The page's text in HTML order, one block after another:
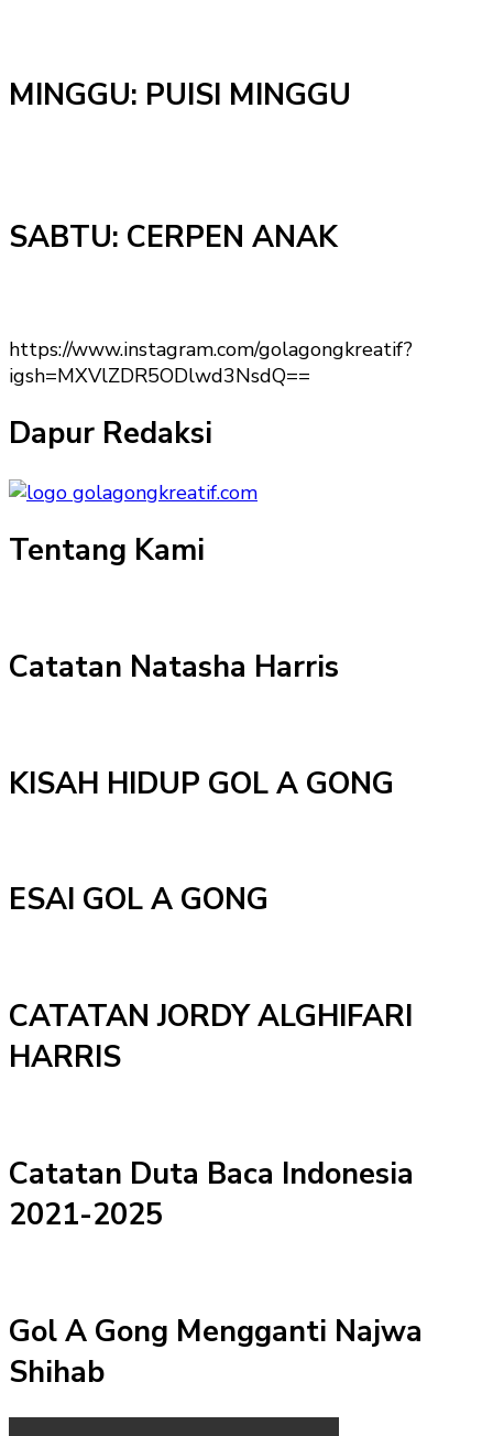
MINGGU: PUISI MINGGU
SABTU: CERPEN ANAK
https://www.instagram.com/golagongkreatif?
igsh=MXVlZDR5ODlwd3NsdQ==
Dapur Redaksi
Tentang Kami
Catatan Natasha Harris
KISAH HIDUP GOL A GONG
ESAI GOL A GONG
CATATAN JORDY ALGHIFARI
HARRIS
Catatan Duta Baca Indonesia
2021-2025
Gol A Gong Mengganti Najwa
Shihab